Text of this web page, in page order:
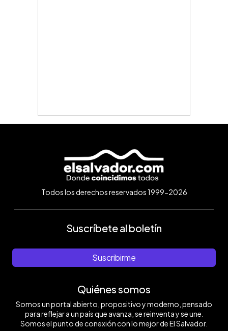
Todos los derechos reservados 1999-2026
Suscríbete al boletín
Suscribirme
Quiénes somos
Somos un portal abierto, propositivo y moderno, pensado
para reflejar a un país que avanza, se reinventa y se une.
Somos el punto de conexión con lo mejor de El Salvador.